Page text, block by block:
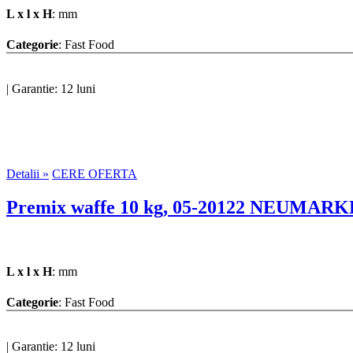
L x l x H: mm
Categorie: Fast Food
| Garantie: 12 luni
Detalii » CERE OFERTA
Premix waffe 10 kg, 05-20122
L x l x H: mm
Categorie: Fast Food
| Garantie: 12 luni